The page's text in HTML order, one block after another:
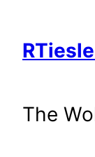
springen
The